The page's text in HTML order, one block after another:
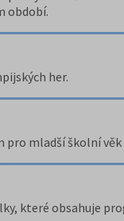
období.
her.
pro mladší školní věk
které obsahuje